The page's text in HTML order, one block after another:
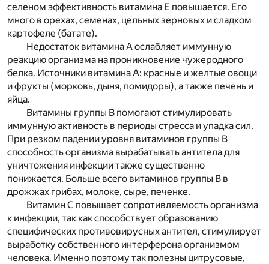
селеном эффективность витамина Е повышается. Его
много в орехах, семенах, цельных зерновых и сладком
картофеле (батате).
Недостаток витамина А ослабляет иммунную
реакцию организма на проникновение чужеродного
белка. Источники витамина А: красные и желтые овощи
и фрукты (морковь, дыня, помидоры), а также печень и
яйца.
Витамины группы В помогают стимулировать
иммунную активность в периоды стресса и упадка сил.
При резком падении уровня витаминов группы В
способность организма вырабатывать антитела для
уничтожения инфекции также существенно
понижается. Больше всего витаминов группы В в
дрожжах грибах, молоке, сыре, печенке.
Витамин С повышает сопротивляемость организма
к инфекции, так как способствует образованию
специфических противовирусных антител, стимулирует
выработку собственного интерферона организмом
человека. Именно поэтому так полезны цитрусовые,